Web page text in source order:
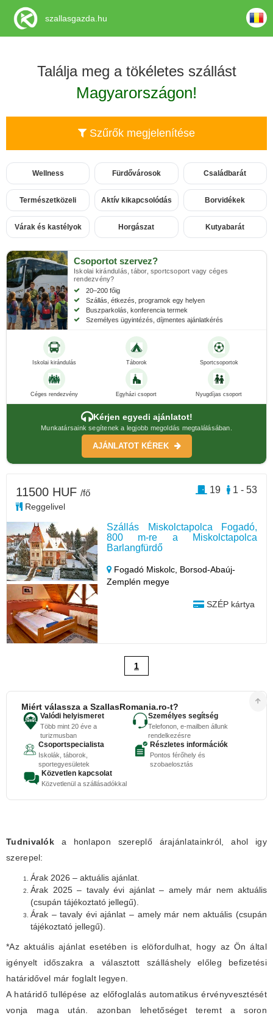
Találja meg a tökéletes szállást
Magyarországon!
Szűrők megjelenítése
Wellness Fürdővárosok Családbarát
Természetközeli Aktív kikapcsolódás Borvidékek
Várak és kastélyok Horgászat Kutyabarát
Csoportot szervez?
Iskolai kirándulás, tábor, sportcsoport vagy céges
rendezvény?
20–200 főig
Szállás, étkezés, programok egy helyen
Buszparkolás, konferencia termek
Személyes ügyintézés, díjmentes ajánlatkérés
Iskolai kirándulás Táborok Sportcsoportok
Céges rendezvény Egyházi csoport Nyugdíjas csoport
Kérjen egyedi ajánlatot!
Munkatársaink segítenek a legjobb megoldás megtalálásában.
AJÁNLATOT KÉREK
Szállás Miskolctapolca Fogadó,
800 m-re a Miskolctapolca
Barlangfürdő
Fogadó Miskolc, Borsod-Abaúj-
Zemplén megye
SZÉP kártya
11500 HUF /fő
Reggelivel
1 - 53
19
1
Miért válassza a SzallasRomania.ro-t?
Valódi helyismeret
Több mint 20 éve a
turizmusban
Személyes segítség
Telefonon, e-mailben állunk
rendelkezésre
Csoportspecialista
Iskolák, táborok,
sportegyesületek
Részletes információk
Pontos férőhely és
szobaelosztás
Közvetlen kapcsolat
Közvetlenül a szállásadókkal
Tudnivalók a honlapon szereplő árajánlatainkról, ahol igy
szerepel:
Árak 2026 – aktuális ajánlat.
Árak 2025 – tavaly évi ajánlat – amely már nem aktuális
(csupán tájékoztató jellegű).
Árak – tavaly évi ajánlat – amely már nem aktuális (csupán
tájékoztató jellegű).
*Az aktuális ajánlat esetében is elöfordulhat, hogy az Ön által
igényelt időszakra a választott szálláshely előleg befizetési
határidővel már foglalt legyen.
A határidő tullépése az előfoglalás automatikus érvényvesztését
vonja maga után. azonban lehetőséget teremt a soron
szallasgazda.hu